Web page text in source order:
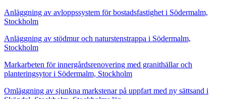
Anläggning av avloppssystem för bostadsfastighet i Södermalm,
Stockholm
Anläggning av stödmur och naturstenstrappa i Södermalm,
Stockholm
Markarbeten för innergårdsrenovering med granithällar och
planteringsytor i Södermalm, Stockholm
Omläggning av sjunkna markstenar på uppfart med ny sättsand i